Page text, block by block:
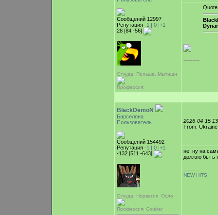
Сообщений 12997
Репутация -1 | 0 |+1
28 [84 -56]
Откуда: Польша, Мытищи
Профессия:
Quote
-----------
BlackDemoN
Барселона
Пользователь
Сообщений 154492
Репутация -1 | 0 |+1
-132 [511 -643]
Откуда: Норвегия, Осло
Профессия: Couber
2026-04-15
From: Ukraine
не, ну на
должно быть
-----------
NEW HITS